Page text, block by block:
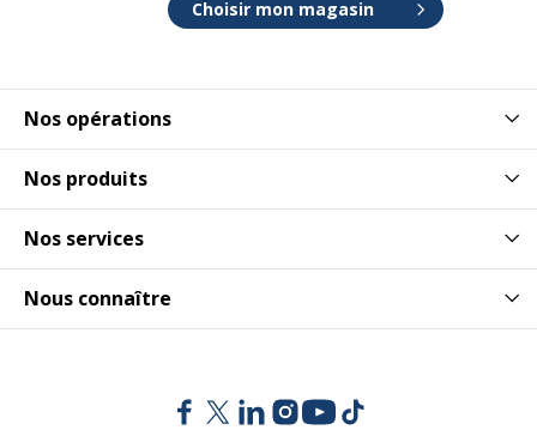
Nos opérations
Nos produits
Nos services
Nous connaître
Choisir mon magasin